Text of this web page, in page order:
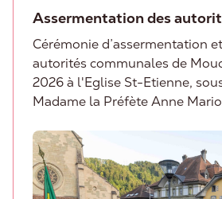
Assermentation des
Cérémonie d’assermentation
autorités communales de
2026 à l'Eglise St-Etienne,
Madame la Préfète Anne